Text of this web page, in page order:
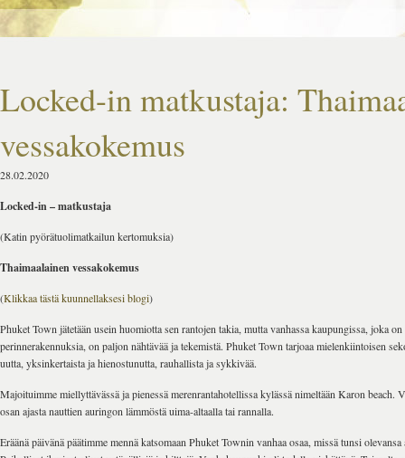
Locked-in matkustaja:
vessakokemus
28.02.2020
Locked-in – matkustaja
(Katin pyörätuolimatkailun kertomuksia)
Thaimaalainen vessakokemus
(Klikkaa tästä kuunnellaksesi blogi)
Phuket Town jätetään usein huomiotta sen rantojen takia, mutta vanhassa kaupungissa, joka on
perinnerakennuksia, on paljon nähtävää ja tekemistä. Phuket Town tarjoaa mielenkiintoisen
uutta, yksinkertaista ja hienostunutta, rauhallista ja sykkivää.
Majoituimme miellyttävässä ja pienessä merenrantahotellissa kylässä nimeltään Karon beach.
osan ajasta nauttien auringon lämmöstä uima-altaalla tai rannalla.
Eräänä päivänä päätimme mennä katsomaan Phuket Townin vanhaa osaa, missä tunsi